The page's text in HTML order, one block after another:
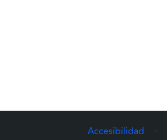
Accesibilidad